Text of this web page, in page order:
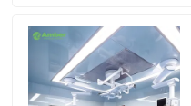
Visite d'usine